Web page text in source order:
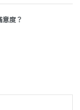
度？